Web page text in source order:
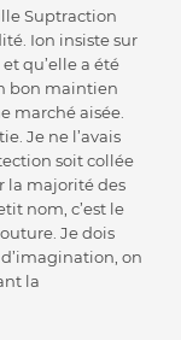
Suptraction
Ion insiste sur
qu’elle a été
bon maintien
marché aisée.
Je ne l’avais
soit collée
la majorité des
nom, c’est le
Je dois
on
la